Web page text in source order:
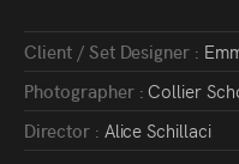
Client / Set Designer :
Photographer :Collier
Director : Alice Schillaci